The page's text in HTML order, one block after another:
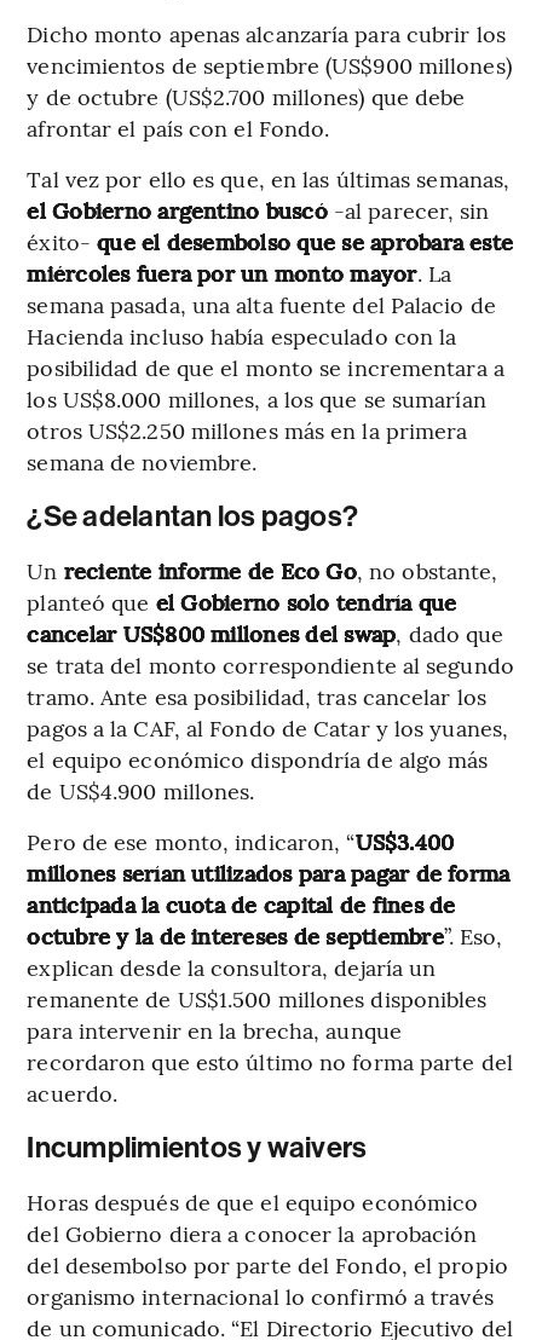
Dicho monto apenas alcanzaría para cubrir los
vencimientos de septiembre (US$900 millones)
y de octubre (US$2.700 millones) que debe
afrontar el país con el Fondo.
Tal vez por ello es que, en las últimas semanas,
el Gobierno argentino buscó-al parecer, sin
éxito-que el desembolso que se aprobara este
miércoles fuera por un monto mayor. La
semana pasada, una alta fuente del Palacio de
Hacienda incluso había especulado con la
posibilidad de que el monto se incrementara a
los US$8.000 millones, a los que se sumarían
otros US$2.250 millones más en la primera
semana de noviembre.
¿Se adelantan los pagos?
Un reciente informe de Eco Go, no obstante,
planteó que el Gobierno solo tendría que
cancelar US$800 millones del swap, dado que
se trata del monto correspondiente al segundo
tramo. Ante esa posibilidad, tras cancelar los
pagos a la CAF, al Fondo de Catar y los yuanes,
el equipo económico dispondría de algo más
de US$4.900 millones.
Pero de ese monto, indicaron, “US$3.400
millones serían utilizados para pagar de forma
anticipada la cuota de capital de fines de
octubre y la de intereses de septiembre”. Eso,
explican desde la consultora, dejaría un
remanente de US$1.500 millones disponibles
para intervenir en la brecha, aunque
recordaron que esto último no forma parte del
acuerdo.
Incumplimientos y waivers
Horas después de que el equipo económico
del Gobierno diera a conocer la aprobación
del desembolso por parte del Fondo, el propio
organismo internacional lo confirmó a través
de un comunicado. “El Directorio Ejecutivo del